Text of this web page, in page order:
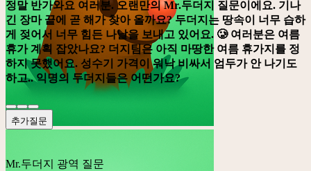
정말 반가와요 여러분. 오랜만의 Mr.두더지 질문이에요. 기나
긴 장마 끝에 곧 해가 찾아 올까요? 두더지는 땅속이 너무 습하
게 젖어서 너무 힘든 나날을 보내고 있어요. 🥲 여러분은 여름
휴가 계획 잡았나요? 더지팀은 아직 마땅한 여름 휴가지를 정
하지 못했어요. 성수기 가격이 워낙 비싸서 엄두가 안 나기도
하고.. 익명의 두더지들은 어떤가요?
추가질문
Mr.두더지
광역 질문